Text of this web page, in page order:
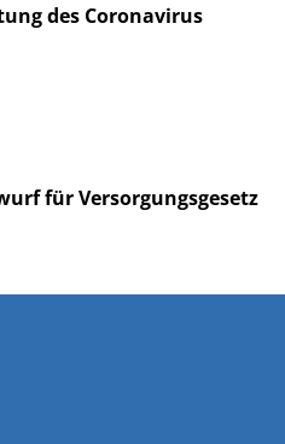
des Coronavirus
für Versorgungsgesetz